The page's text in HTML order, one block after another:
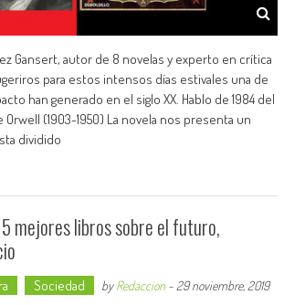
Gansert, autor de 8 novelas y experto en crítica
para estos intensos días estivales una de
han generado en el siglo XX. Hablo de 1984 del
(1903-1950) La novela nos presenta un
dividido
mejores libros sobre el futuro,
Sociedad byRedaccion- 29 noviembre, 2019